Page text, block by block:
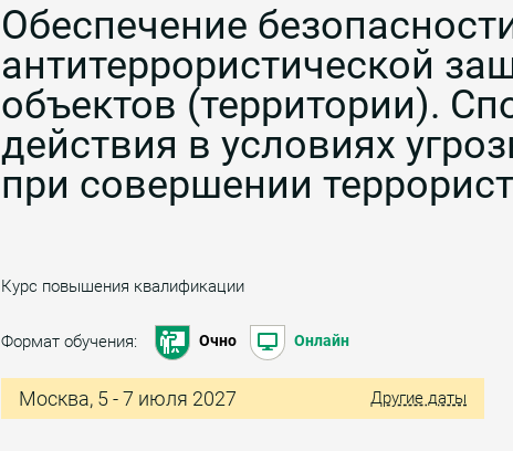
Обеспечение
антитеррористической
объектов (территории).
действия в условиях
при совершении
Курс повышения квалификации
Формат обучения: Очно Онлайн
Москва, 5 - 7 июля 2027 Другие даты